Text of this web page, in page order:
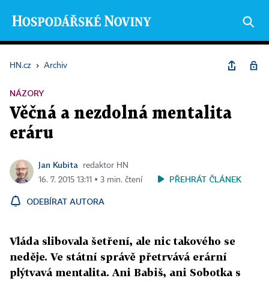
HN.cz › Archiv
NÁZORY
Věčná a nezdolná mentalita
eráru
Jan Kubita
redaktor HN
16. 7. 2015 13:11 ▪ 3 min. čtení
PŘEHRÁT ČLÁNEK
ODEBÍRAT AUTORA
Vláda slibovala šetření, ale nic takového se
neděje. Ve státní správě přetrvává erární
plýtvavá mentalita. Ani Babiš, ani Sobotka s